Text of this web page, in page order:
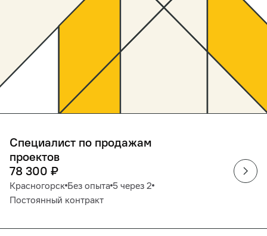
Специалист по продажам
проектов
78 300 ₽
Красногорск Без опыта 5 через 2
Постоянный контракт